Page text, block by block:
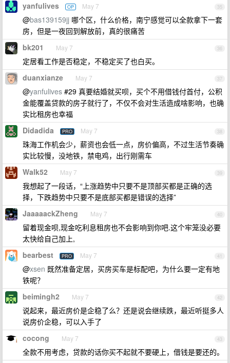
35
yanfulives OP May 7
@bas139159jj 哪个区，什么价格，南宁感觉可以全款拿下一套
房，但是一夜回到解放前，真的很痛苦
36
bk201 May 7
定居看工作是否稳定，不稳定买了也白买。
37
duanxianze May 7
@yanfulives #29 真要结婚就买呗，买个不用借钱付首付，公积
金能覆盖贷款的房子就行了，不仅不会对生活造成啥影响，也确
实比租房也幸福
38
Didadida PRO May 7
珠海工作机会少，薪资也会低一点，房价偏高，不过生活节奏确
实比较慢，没地铁，禁电鸡，出行刚需车
39
Walk52 May 7
我想起了一段话，“上涨趋势中只要不是顶部买都是正确的选
择，下跌趋势中只要不是底部买都是错误的选择”
40
JaaaaackZheng May 7
留着现金呗,现金吃利息租房也不会影响到你吧.这个牢笼没必要
太快给自己加上,
41
bearbest PRO May 7
@xsen 既然准备定居，买房买车是标配吧，为什么要一定有地
铁呢？
42
beimingh2 May 7
说起来，最近房价是企稳了么？还是说会继续跌，最近听挺多人
说房价企稳，可以入手了
43
cocong May 7
全款不用考虑，贷款的话你买不起就不要硬上，借钱是要还的。